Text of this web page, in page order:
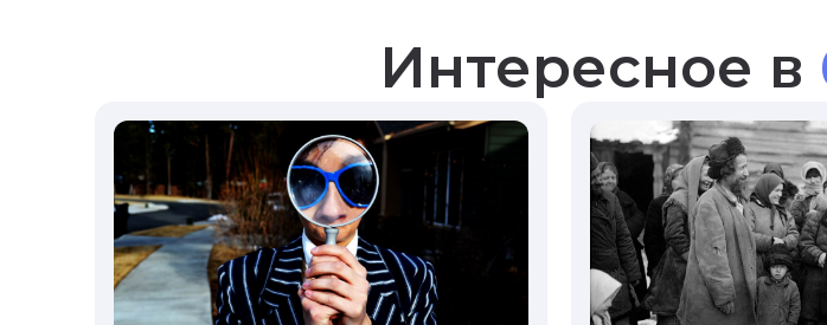
Интересное в